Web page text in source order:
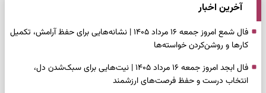
آخرین اخبار
فال شمع امروز جمعه ۱۶ مرداد ۱۴۰۵ | نشانه‌هایی برای حفظ آرامش، تکمیل
کارها و روشن‌کردن خواسته‌ها
فال ابجد امروز جمعه ۱۶ مرداد ۱۴۰۵ | نیت‌هایی برای سبک‌شدن دل،
انتخاب درست و حفظ فرصت‌های ارزشمند